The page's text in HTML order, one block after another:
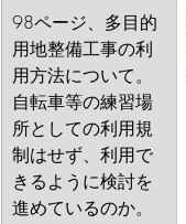
98ページ、多目的
用地整備工事の利
用方法について。
自転車等の練習場
所としての利用規
制はせず、利用で
きるように検討を
進めているのか。